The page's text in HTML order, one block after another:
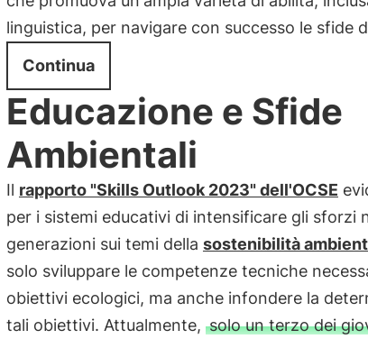
linguistica, per navigare con successo le sfide
Continua
Educazione e Sfide
Ambientali
Il rapporto "Skills Outlook 2023" dell'OCSE
per i sistemi educativi di intensificare gli sforzi
generazioni sui temi della sostenibilità
solo sviluppare le competenze tecniche
obiettivi ecologici, ma anche infondere la
tali obiettivi. Attualmente, solo un terzo dei